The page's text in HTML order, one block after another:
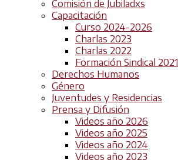
Comisión de Jubiladxs
Capacitación
Curso 2024-2026
Charlas 2023
Charlas 2022
Formación Sindical 2021
Derechos Humanos
Género
Juventudes y Residencias
Prensa y Difusión
Videos año 2026
Videos año 2025
Videos año 2024
Videos año 2023